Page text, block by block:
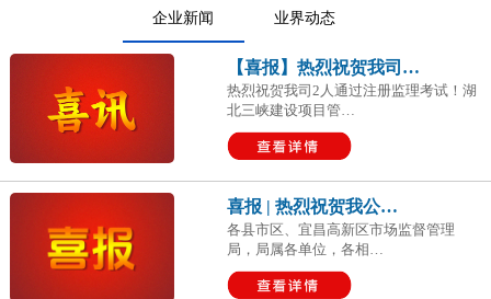
企业新闻 业界动态
【喜报】热烈祝贺我司…
热烈祝贺我司2人通过注册监理考试！湖
北三峡建设项目管…
喜报 | 热烈祝贺我公…
各县市区、宜昌高新区市场监督管理
局，局属各单位，各相…